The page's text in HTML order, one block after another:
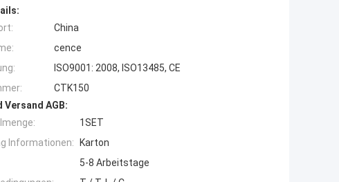
China
cence
ISO9001: 2008, ISO13485, CE
CTK150
Versand AGB:
1SET
Informationen:
Karton
5-8 Arbeitstage